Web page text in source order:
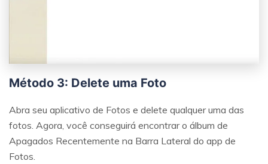
Método 3: Delete uma Foto
Abra seu aplicativo de Fotos e delete qualquer uma das
fotos. Agora, você conseguirá encontrar o álbum de
Apagados Recentemente na Barra Lateral do app de
Fotos.